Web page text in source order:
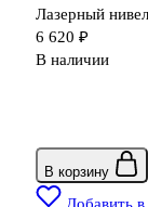
Лазерный
6 620 ₽
В наличии
В корзину